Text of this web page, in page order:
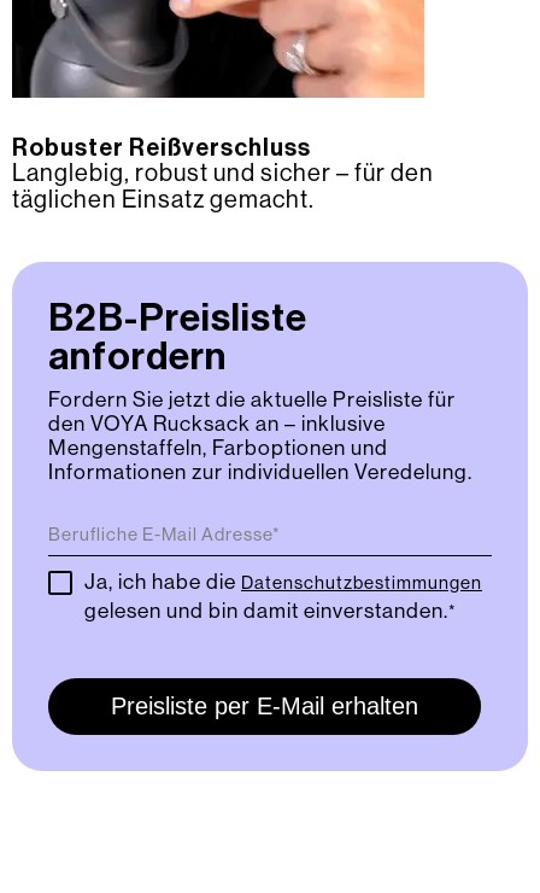
Robuster Reißverschluss
Langlebig, robust und sicher – für den
täglichen Einsatz gemacht.
B2B-Preisliste
anfordern
Fordern Sie jetzt die aktuelle Preisliste für
den VOYA Rucksack an – inklusive
Mengenstaffeln, Farboptionen und
Informationen zur individuellen Veredelung.
Ja, ich habe die Datenschutzbestimmungen
gelesen und bin damit einverstanden.*